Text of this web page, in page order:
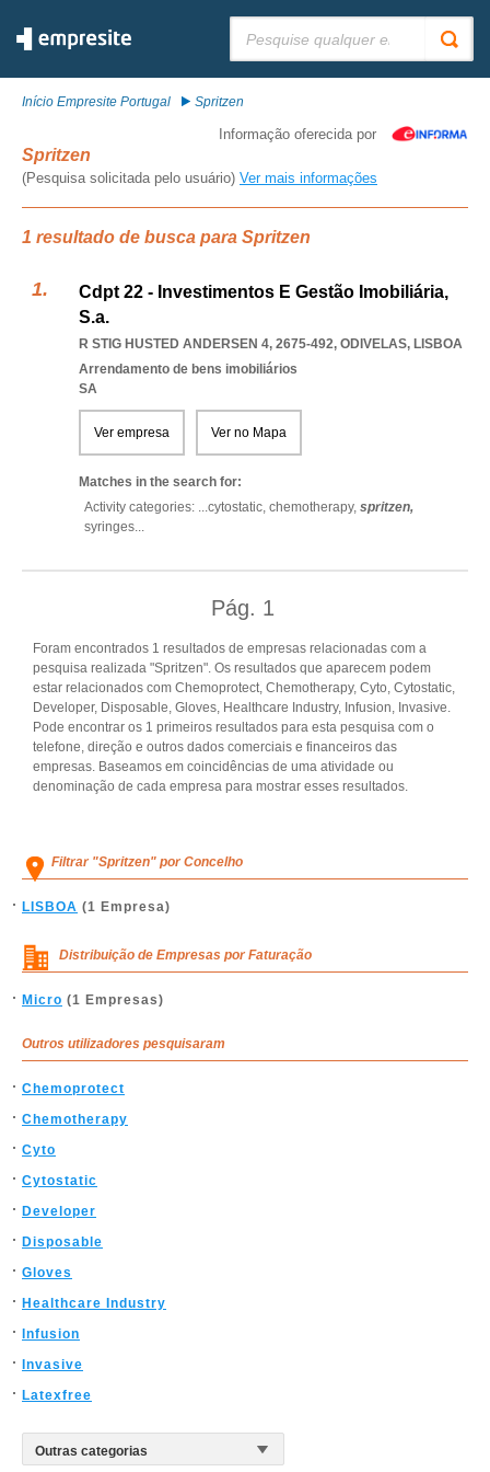
Início Empresite Portugal Spritzen
Informação oferecida por
Spritzen
(Pesquisa solicitada pelo usuário) Ver mais informações
1 resultado de busca para Spritzen
Cdpt 22 - Investimentos E Gestão Imobiliária,
S.a.
R STIG HUSTED ANDERSEN 4, 2675-492, ODIVELAS, LISBOA
Arrendamento de bens imobiliários
SA
Ver empresa Ver no Mapa
Matches in the search for:
Activity categories: ...cytostatic, chemotherapy, spritzen,
syringes...
Pág. 1
Foram encontrados 1 resultados de empresas relacionadas com a
pesquisa realizada "Spritzen". Os resultados que aparecem podem
estar relacionados com Chemoprotect, Chemotherapy, Cyto, Cytostatic,
Developer, Disposable, Gloves, Healthcare Industry, Infusion, Invasive.
Pode encontrar os 1 primeiros resultados para esta pesquisa com o
telefone, direção e outros dados comerciais e financeiros das
empresas. Baseamos em coincidências de uma atividade ou
denominação de cada empresa para mostrar esses resultados.
Filtrar "Spritzen" por Concelho
LISBOA (1 Empresa)
Distribuição de Empresas por Faturação
Micro (1 Empresas)
Outros utilizadores pesquisaram
Chemoprotect
Chemotherapy
Cyto
Cytostatic
Developer
Disposable
Gloves
Healthcare Industry
Infusion
Invasive
Latexfree